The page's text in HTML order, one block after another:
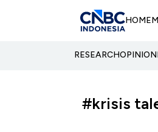
HOME
RESEARCHOPINION
#krisis